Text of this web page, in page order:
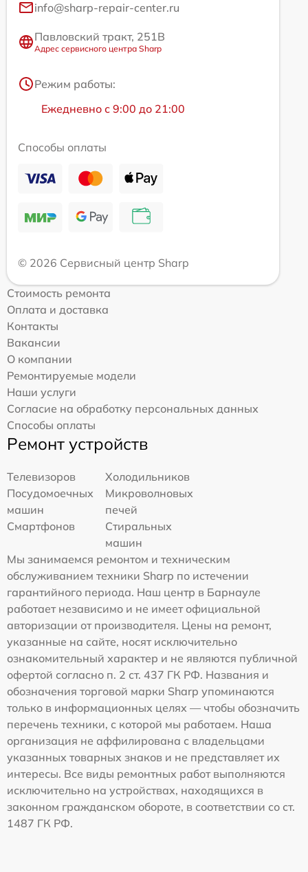
info@sharp-repair-center.ru
Павловский тракт, 251В
Адрес сервисного центра Sharp
Режим работы:
Ежедневно с 9:00 до 21:00
Способы оплаты
© 2026 Сервисный центр Sharp
Стоимость ремонта
Оплата и доставка
Контакты
Вакансии
О компании
Ремонтируемые модели
Наши услуги
Согласие на обработку персональных данных
Способы оплаты
Ремонт устройств
Телевизоров
Холодильников
Посудомоечных
машин
Микроволновых
печей
Смартфонов
Стиральных
машин
Мы занимаемся ремонтом и техническим
обслуживанием техники Sharp по истечении
гарантийного периода. Наш центр в Барнауле
работает независимо и не имеет официальной
авторизации от производителя. Цены на ремонт,
указанные на сайте, носят исключительно
ознакомительный характер и не являются публичной
офертой согласно п. 2 ст. 437 ГК РФ. Названия и
обозначения торговой марки Sharp упоминаются
только в информационных целях — чтобы обозначить
перечень техники, с которой мы работаем. Наша
организация не аффилирована с владельцами
указанных товарных знаков и не представляет их
интересы. Все виды ремонтных работ выполняются
исключительно на устройствах, находящихся в
законном гражданском обороте, в соответствии со ст.
1487 ГК РФ.